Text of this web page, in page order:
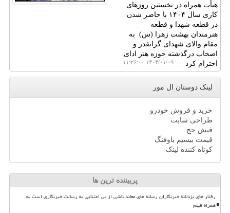
هیأت همراه در نخستین روزهای
کاری سال ۱۴۰۴ با حاضر شدن
در قطعه شهدا و قطعه
هنرمندان بهشت زهرا (س) به
مقام والای شهدای گرانقدر و
اصحاب درگذشته حوزه هنر ادای
احترام کرد
۱۴۰۴/۰۱/۰۹ ۱۱:۲۶:۰۰
لینک دوستان ال مور
خرید و فروش خودرو
طراحی سایت
فیش حج
قیمت بیسیم باوفنگ
کوتاه کننده لینک
پربیننده ترین ها
رفتار های بزدلانه خبرنگاران رسانه های معاند ناشی از بی اعتنایی به رسالت خبرنگاری است به
همراه فیلم